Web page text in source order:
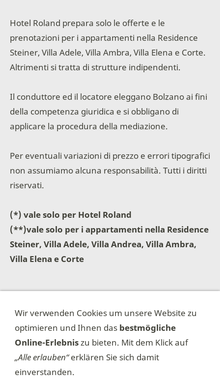
Hotel Roland prepara solo le offerte e le
prenotazioni per i appartamenti nella Residence
Steiner, Villa Adele, Villa Ambra, Villa Elena e Corte.
Altrimenti si tratta di strutture indipendenti.
Il conduttore ed il locatore eleggano Bolzano ai fini
della competenza giuridica e si obbligano di
applicare la procedura della mediazione.
Per eventuali variazioni di prezzo e errori tipografici
non assumiamo alcuna responsabilità. Tutti i diritti
riservati.
(*) vale solo per Hotel Roland
(**)vale solo per i appartamenti nella Residence
Steiner, Villa Adele, Villa Andrea, Villa Ambra,
Villa Elena e Corte
ImpressumKontakt
Wir verwenden Cookies um unsere Website zu
optimieren und Ihnen das bestmögliche
Online-Erlebniszu bieten. Mit dem Klick auf
„Alle erlauben“erklären Sie sich damit
einverstanden.